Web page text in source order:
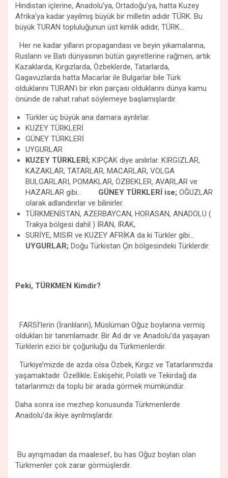
Hindistan içlerine, Anadolu’ya, Ortadoğu’ya, hatta Kuzey
Afrika’ya kadar yayılmış büyük bir milletin adıdır TÜRK. Bu
büyük TURAN topluluğunun üst kimlik adıdır, TÜRK…
Her ne kadar yılların propagandası ve beyin yıkamalarına,
Rusların ve Batı dünyasının bütün gayretlerine rağmen, artık
Kazaklarda, Kırgızlarda, Özbeklerde, Tatarlarda,
Gagavuzlarda hatta Macarlar ile Bulgarlar bile Türk
olduklarını TURAN’ı bir ırkın parçası olduklarını dünya kamu
önünde de rahat rahat söylemeye başlamışlardır.
Türkler üç büyük ana damara ayrılırlar.
KUZEY TÜRKLERİ
GÜNEY TÜRKLERİ
UYGURLAR
KUZEY TÜRKLERİ; KIPÇAK diye anılırlar. KIRGIZLAR,
KAZAKLAR, TATARLAR, MACARLAR, VOLGA
BULGARLARI, POMAKLAR, ÖZBEKLER, AVARLAR ve
HAZARLAR gibi… GÜNEY TÜRKLERİ ise; OĞUZLAR
olarak adlandırırlar ve bilinirler.
TÜRKMENİSTAN, AZERBAYCAN, HORASAN, ANADOLU (
Trakya bölgesi dahil ) İRAN, IRAK,
SURİYE, MISIR ve KUZEY AFRİKA da ki Türkler gibi…
UYGURLAR; Doğu Türkistan Çin bölgesindeki Türklerdir.
Peki, TÜRKMEN Kimdir?
FARSİ’lerin (İranlıların), Müslüman Oğuz boylarına vermiş
oldukları bir tanımlamadır. Bir Ad dır ve Anadolu’da yaşayan
Türklerin ezici bir çoğunluğu da Türkmenlerdir.
Türkiye’mizde de azda olsa Özbek, Kırgız ve Tatarlarımızda
yaşamaktadır. Özellikle; Eskişehir, Polatlı ve Tekirdağ da
tatarlarımızı da toplu bir arada görmek mümkündür.
Daha sonra ise mezhep konusunda Türkmenlerde
Anadolu’da ikiye ayrılmışlardır.
Bu ayrışmadan da maalesef, bu has Oğuz boyları olan
Türkmenler çok zarar görmüşlerdir.